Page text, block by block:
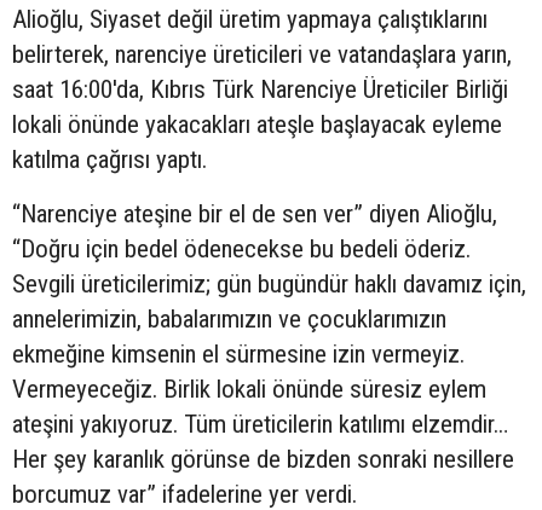
Alioğlu, Siyaset değil üretim yapmaya çalıştıklarını
belirterek, narenciye üreticileri ve vatandaşlara yarın,
saat 16:00'da, Kıbrıs Türk Narenciye Üreticiler Birliği
lokali önünde yakacakları ateşle başlayacak eyleme
katılma çağrısı yaptı.
“Narenciye ateşine bir el de sen ver” diyen Alioğlu,
“Doğru için bedel ödenecekse bu bedeli öderiz.
Sevgili üreticilerimiz; gün bugündür haklı davamız için,
annelerimizin, babalarımızın ve çocuklarımızın
ekmeğine kimsenin el sürmesine izin vermeyiz.
Vermeyeceğiz. Birlik lokali önünde süresiz eylem
ateşini yakıyoruz. Tüm üreticilerin katılımı elzemdir…
Her şey karanlık görünse de bizden sonraki nesillere
borcumuz var” ifadelerine yer verdi.